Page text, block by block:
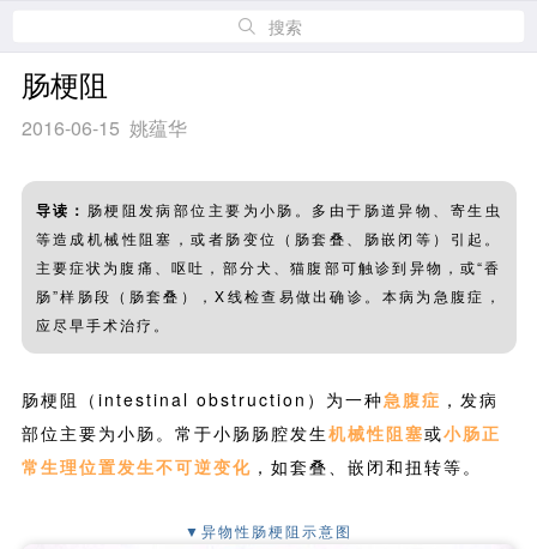
搜索
肠梗阻
2016-06-15 姚蕴华
导读： 肠梗阻发病部位主要为小肠。多由于肠道异物、寄生虫
等造成机械性阻塞，或者肠变位（肠套叠、肠嵌闭等）引起。
主要症状为腹痛、呕吐，部分犬、猫腹部可触诊到异物，或“香
肠”样肠段（肠套叠），X线检查易做出确诊。本病为急腹症，
应尽早手术治疗。
肠梗阻（intestinal obstruction）为一种急腹症 ，发病
部位主要为小肠。常于小肠肠腔发生机械性阻塞或小肠正
常生理位置发生不可逆变化 ，如套叠、嵌闭和扭转等。
▼异物性肠梗阻示意图